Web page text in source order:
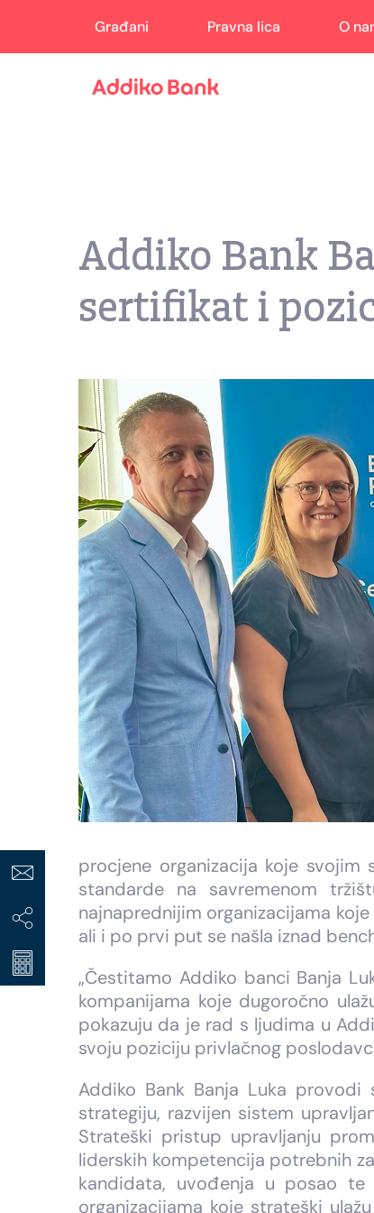
Građani Pravna lica O
Addiko Bank
sertifikat i
procjene organizacija koje
standarde na savremenom
najnaprednijim organizacijama
ali i po prvi put se našla iznad
„Čestitamo Addiko banci Banja
kompanijama koje dugoročno
pokazuju da je rad s ljudima u
svoju poziciju privlačnog
Addiko Bank Banja Luka
strategiju, razvijen sistem
Strateški pristup upravljanju
liderskih kompetencija potrebnih
kandidata, uvođenja u posao te
organizacijama koje strateški